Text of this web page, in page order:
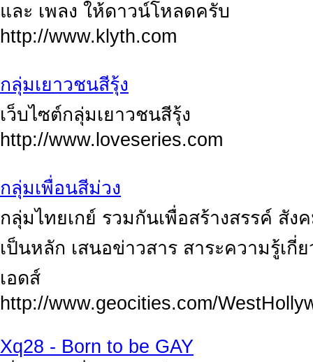
และ เพลง ให้ดาวน์โหลดครับ
http://www.klyth.com
กลุ่มเยาวชนสีรุ้ง
เว็บไซต์กลุ่มเยาวชนสีรุ้ง
http://www.loveseries.com
กลุ่มเพื่อนสีม่วง
กลุ่มไทยเกย์ รวมกันเพื่อสร้างสรรค์ สั
เป็นหลัก เสนอข่าวสาร สาระความรู้เกี่
เอดส์
http://www.geocities.com/
Xq28 - Born to be GAY